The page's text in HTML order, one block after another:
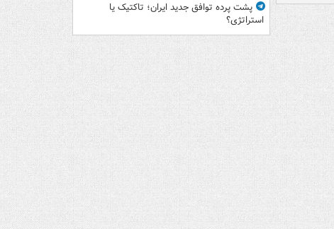
پشت پرده توافق جدید ایران؛ تاکتیک یا
استراتژی؟